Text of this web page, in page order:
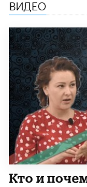
ВИДЕО
Кто и